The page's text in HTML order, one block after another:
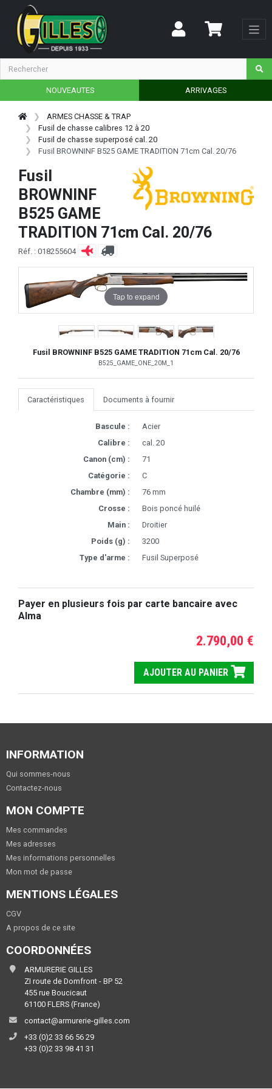
NOUVEAUTES ARRIVAGES
ARMES CHASSE & TRAP
Fusil de chasse calibres 12 à 20
Fusil de chasse superposé cal. 20
Fusil BROWNINF B525 GAME TRADITION 71cm Cal. 20/76
Fusil
BROWNINF
B525 GAME
TRADITION 71cm Cal. 20/76
Réf. : 018255604
Tap to expand
Fusil BROWNINF B525 GAME TRADITION 71cm Cal. 20/76
B525_GAME_ONE_20M_1
Caractéristiques Documents à fournir
Bascule :
Acier
Calibre :
cal. 20
Canon (cm) :
71
Catégorie :
C
Chambre (mm) :
76 mm
Crosse :
Bois poncé huilé
Main :
Droitier
Poids (g) :
3200
Type d'arme :
Fusil Superposé
Payer en plusieurs fois par carte bancaire avec
Alma
2.790,00 €
AJOUTER AU PANIER
INFORMATION
Qui sommes-nous
Contactez-nous
MON COMPTE
Mes commandes
Mes adresses
Mes informations personnelles
Mon mot de passe
MENTIONS LÉGALES
CGV
A propos de ce site
COORDONNÉES
ARMURERIE GILLES
ZI route de Domfront - BP 52
455 rue Boucicaut
61100 FLERS (France)
contact@armurerie-gilles.com
+33 (0)2 33 66 56 29
+33 (0)2 33 98 41 31